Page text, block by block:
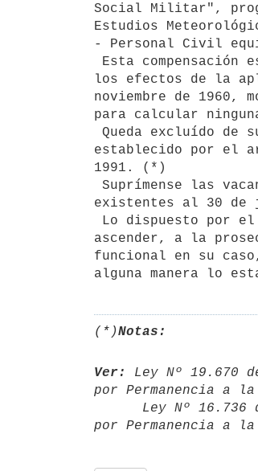
Social Militar",
Estudios
- Personal Civil
los efectos de la
noviembre de 1960,
para calcular
establecido por el
1991. (*)
existentes al 30 de
ascender, a la
funcional en su
(*)Notas:
Ver: Ley Nº 19.670
por Permanencia a la
Ley Nº